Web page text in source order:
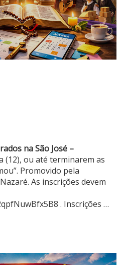
na São José –
(12), ou até terminarem as
Promovido pela
As inscrições devem
. Inscrições …